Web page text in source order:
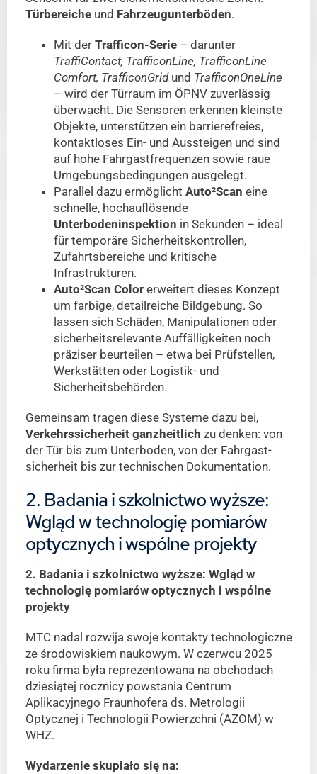
Türbereicheund Fahrzeugunterböden.
Mit der Trafficon-Serie– darunter
TraffiContact, TrafficonLine, TrafficonLine
Comfort, TrafficonGridund TrafficonOneLine
– wird der Türraum im ÖPNV zuverlässig
überwacht. Die Sensoren erkennen kleinste
Objekte, unterstützen ein barrierefreies,
kontaktloses Ein- und Aussteigen und sind
auf hohe Fahrgastfrequenzen sowie raue
Umgebungsbedingungen ausgelegt.
Parallel dazu ermöglicht Auto²Scan eine
schnelle, hochauflösende
Unterbodeninspektion in Sekunden – ideal
für temporäre Sicherheitskontrollen,
Zufahrtsbereiche und kritische
Infrastrukturen.
Auto²Scan Colorerweitert dieses Konzept
um farbige, detailreiche Bildgebung. So
lassen sich Schäden, Manipulationen oder
sicherheitsrelevante Auffälligkeiten noch
präziser beurteilen – etwa bei Prüfstellen,
Werkstätten oder Logistik- und
Sicherheitsbehörden.
Gemeinsam tragen diese Systeme dazu bei,
Verkehrssicherheit ganzheitlich zu denken: von
der Tür bis zum Unterboden, von der Fahrgast­
sicherheit bis zur technischen Dokumentation.
2. Badania i szkolnictwo wyższe:
Wgląd w technologię pomiarów
optycznych i wspólne projekty
2. Badania i szkolnictwo wyższe: Wgląd w
technologię pomiarów optycznych i wspólne
projekty
MTC nadal rozwija swoje kontakty technologiczne
ze środowiskiem naukowym. W czerwcu 2025
roku firma była reprezentowana na obchodach
dziesiątej rocznicy powstania Centrum
Aplikacyjnego Fraunhofera ds. Metrologii
Optycznej i Technologii Powierzchni (AZOM) w
WHZ.
Wydarzenie skupiało się na: